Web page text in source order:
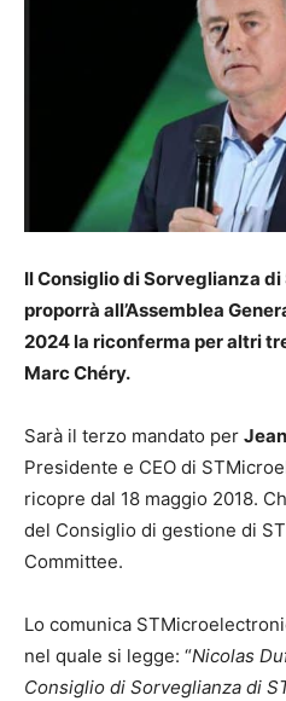
Il Consiglio di Sorveglianza
proporrà all’Assemblea
2024 la riconferma per altri
Marc Chéry.
Sarà il terzo mandato per
Presidente e CEO di
ricopre dal 18 maggio 2018.
del Consiglio di gestione di
Committee.
Lo comunica
nel quale si legge: “Nicolas
Consiglio di Sorveglianza di